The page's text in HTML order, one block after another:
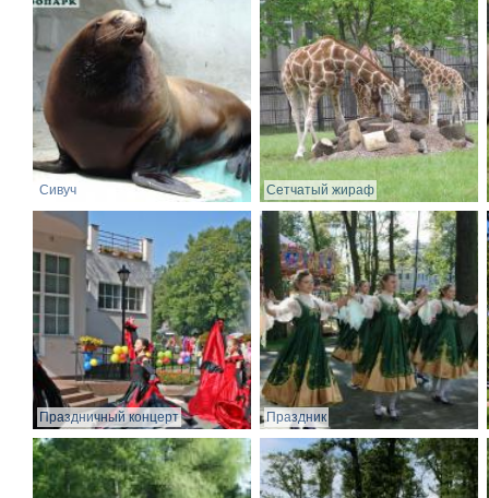
Сивуч Сетчатый жираф
Праздничный концерт Праздник